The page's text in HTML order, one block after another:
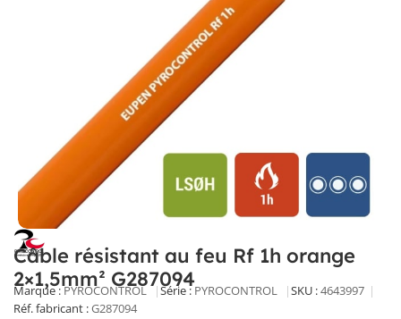
Câble résistant au feu Rf 1h orange
2×1,5mm² G287094
Marque :PYROCONTROL Série : PYROCONTROL SKU :4643997
Réf. fabricant :G287094